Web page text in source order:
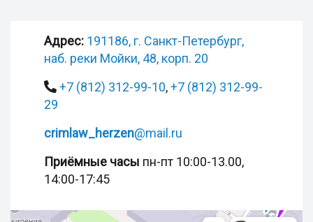
Адрес: 191186, г. Санкт-Петербург,
наб. реки Мойки, 48, корп. 20
+7 (812) 312-99-10,+7 (812) 312-99-
29
crimlaw_herzen@mail.ru
Приёмные часы пн-пт 10:00-13.00,
14:00-17:45